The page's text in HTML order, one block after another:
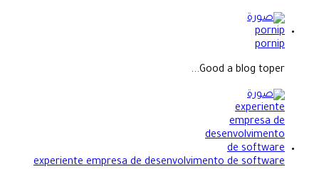
pornip
Good a blog toper...
experiente empresa de desenvolvimento de software